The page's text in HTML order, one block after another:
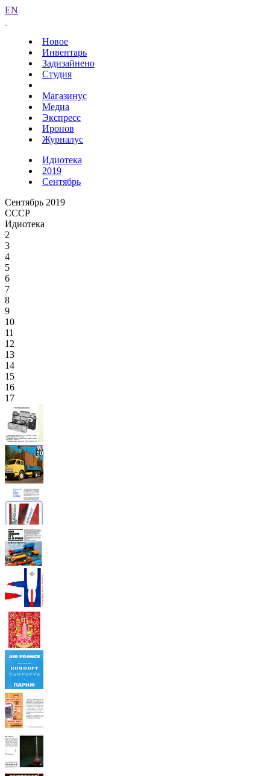
EN
Новое
Инвентарь
Задизайнено
Студия
Магазинус
Медиа
Экспресс
Иронов
Журналус
Идиотека
2019
Сентябрь
Сентябрь 2019
СССР
Идиотека
2
3
4
5
6
7
8
9
10
11
12
13
14
15
16
17